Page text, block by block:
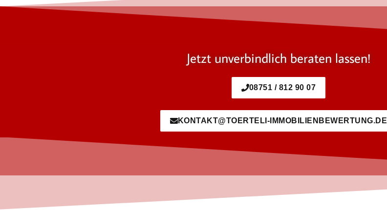
Jetzt unverbindlich beraten lassen!
08751 / 812 90 07
KONTAKT@TOERTELI-IMMOBILIENBEWERTUNG.DE